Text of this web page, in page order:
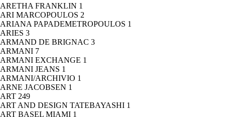
ARETHA FRANKLIN 1
ARI MARCOPOULOS 2
ARIANA PAPADEMETROPOULOS 1
ARIES 3
ARMAND DE BRIGNAC 3
ARMANI 7
ARMANI EXCHANGE 1
ARMANI JEANS 1
ARMANI/ARCHIVIO 1
ARNE JACOBSEN 1
ART 249
ART AND DESIGN TATEBAYASHI 1
ART BASEL MIAMI 1